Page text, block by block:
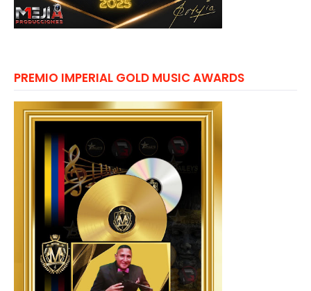
PREMIO IMPERIAL GOLD MUSIC AWARDS